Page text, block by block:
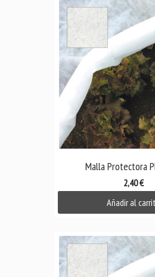
Malla Protectora
2,40 €
Añadir al